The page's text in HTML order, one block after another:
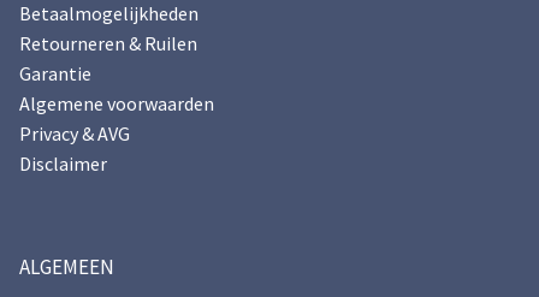
Betaalmogelijkheden
Retourneren & Ruilen
Garantie
Algemene voorwaarden
Privacy & AVG
Disclaimer
ALGEMEEN